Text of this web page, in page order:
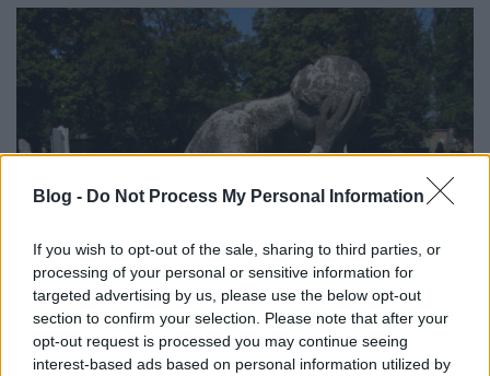
Blog - Do Not Process My Personal Information
If you wish to opt-out of the sale, sharing to third parties, or
processing of your personal or sensitive information for
targeted advertising by us, please use the below opt-out
section to confirm your selection. Please note that after your
opt-out request is processed you may continue seeing
interest-based ads based on personal information utilized by